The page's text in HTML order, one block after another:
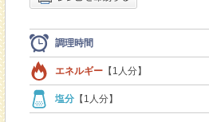
調理時間
エネルギー 【1人分】
塩分 【1人分】